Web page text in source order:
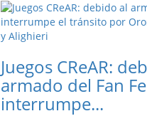
Juegos CReAR:
armado del Fan
interrumpe...